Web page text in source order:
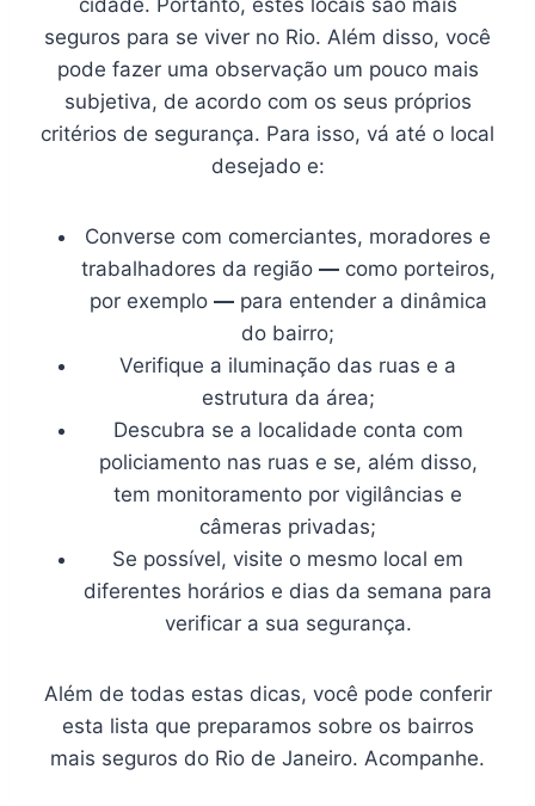
cidade. Portanto, estes locais são mais
seguros para se viver no Rio. Além disso, você
pode fazer uma observação um pouco mais
subjetiva, de acordo com os seus próprios
critérios de segurança. Para isso, vá até o local
desejado e:
Converse com comerciantes, moradores e
trabalhadores da região —como porteiros,
por exemplo —para entender a dinâmica
do bairro;
Verifique a iluminação das ruas e a
estrutura da área;
Descubra se a localidade conta com
policiamento nas ruas e se, além disso,
tem monitoramento por vigilâncias e
câmeras privadas;
Se possível, visite o mesmo local em
diferentes horários e dias da semana para
verificar a sua segurança.
Além de todas estas dicas, você pode conferir
esta lista que preparamos sobre os bairros
mais seguros do Rio de Janeiro. Acompanhe.